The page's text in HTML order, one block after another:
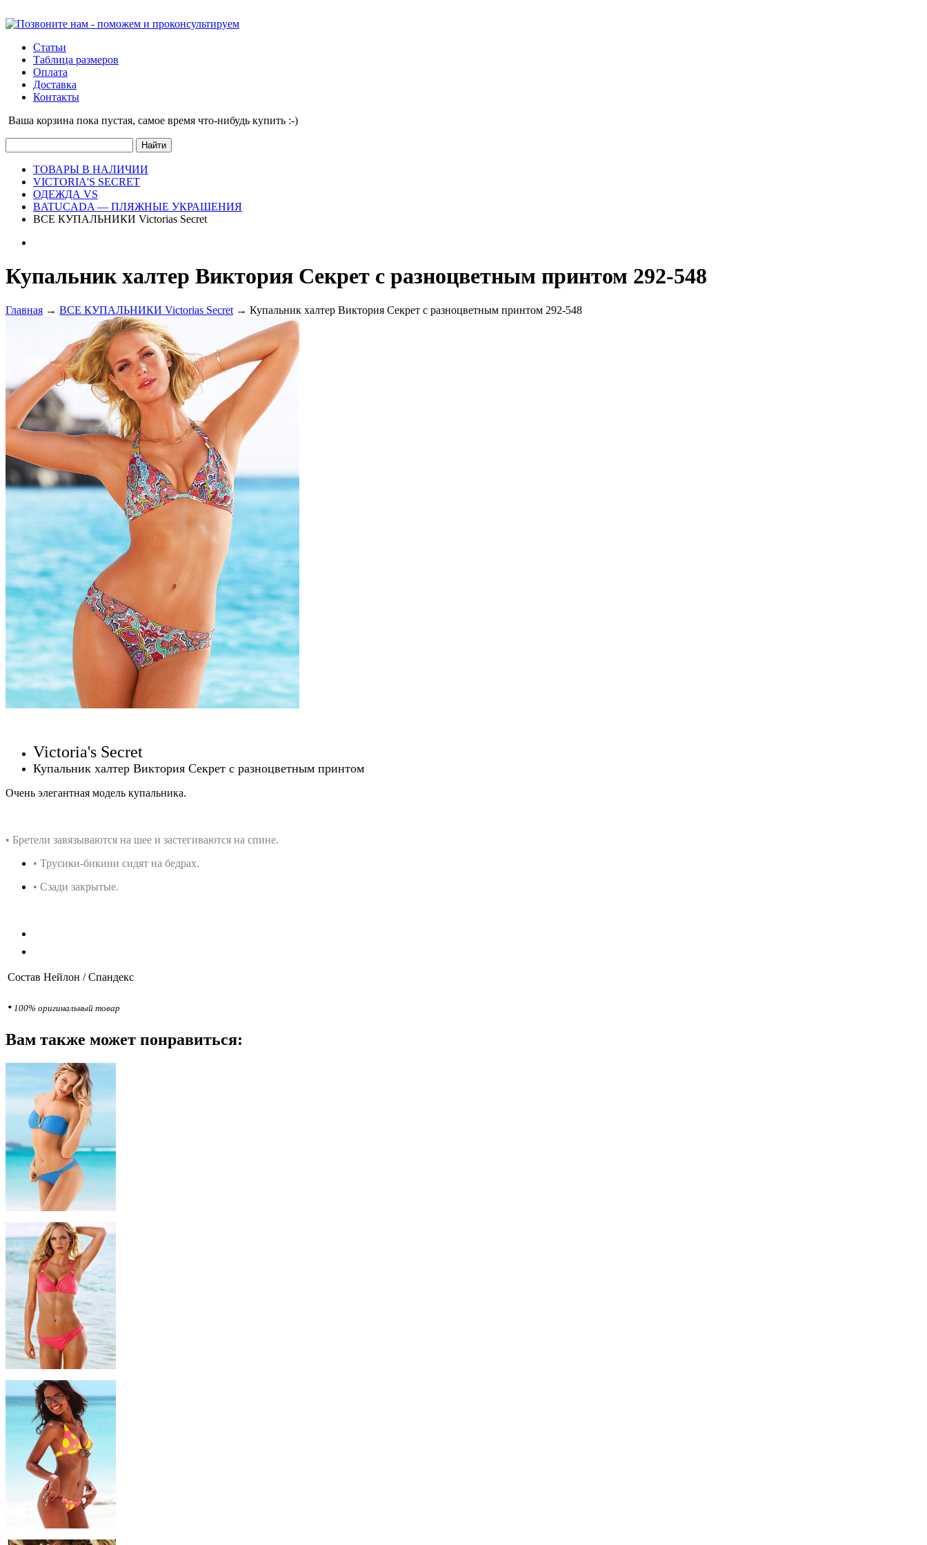
Статьи
Таблица размеров
Оплата
Доставка
Контакты
Ваша корзина пока пустая, cамое время что-нибудь купить :-)
ТОВАРЫ В НАЛИЧИИ
VICTORIA'S SECRET
ОДЕЖДА VS
BATUCADA — ПЛЯЖНЫЕ УКРАШЕНИЯ
ВСЕ КУПАЛЬНИКИ Victorias Secret
Купальник халтер Виктория Секрет с разноцветным принтом 292-548
Главная → ВСЕ КУПАЛЬНИКИ Victorias Secret → Купальник халтер Виктория Секрет с разноцветным принтом 292-548
Victoria's Secret
Купальник халтер Виктория Секрет с разноцветным принтом
Очень элегантная модель купальника.
• Бретели завязываются на шее и застегиваются на спине.
• Трусики-бикини сидят на бедрах.
• Сзади закрытые.
Состав Нейлон / Спандекс
• 100% оригинальный товар
Вам также может понравиться: